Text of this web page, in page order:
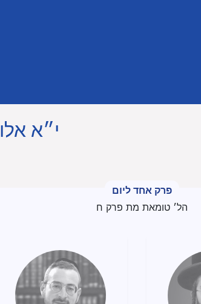
י״א
פרק אחד ליום
הל׳ טומאת מת פרק ח